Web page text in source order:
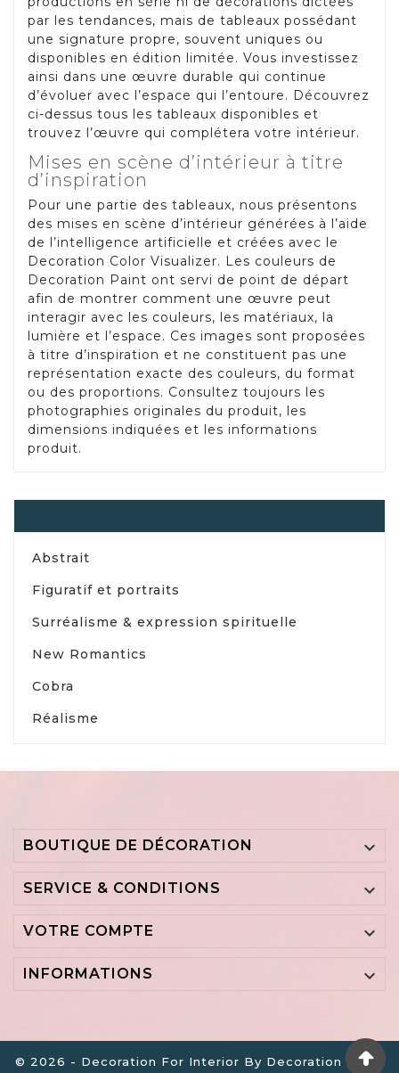
par les tendances, mais de tableaux possédant
une signature propre, souvent uniques ou
disponibles en édition limitée. Vous investissez
ainsi dans une œuvre durable qui continue
d’évoluer avec l’espace qui l’entoure. Découvrez
ci-dessus tous les tableaux disponibles et
trouvez l’œuvre qui complétera votre intérieur.
Mises en scène d’intérieur à titre
d’inspiration
Pour une partie des tableaux, nous présentons
des mises en scène d’intérieur générées à l’aide
de l’intelligence artificielle et créées avec le
Decoration Color Visualizer. Les couleurs de
Decoration Paint ont servi de point de départ
afin de montrer comment une œuvre peut
interagir avec les couleurs, les matériaux, la
lumière et l’espace. Ces images sont proposées
à titre d’inspiration et ne constituent pas une
représentation exacte des couleurs, du format
ou des proportions. Consultez toujours les
photographies originales du produit, les
dimensions indiquées et les informations
produit.
Abstrait
Figuratif et portraits
Surréalisme & expression spirituelle
New Romantics
Cobra
Réalisme
BOUTIQUE DE DÉCORATION 
SERVICE & CONDITIONS 
VOTRE COMPTE 
INFORMATIONS 
© 2026 - Decoration For Interior By Decoration B.V. -